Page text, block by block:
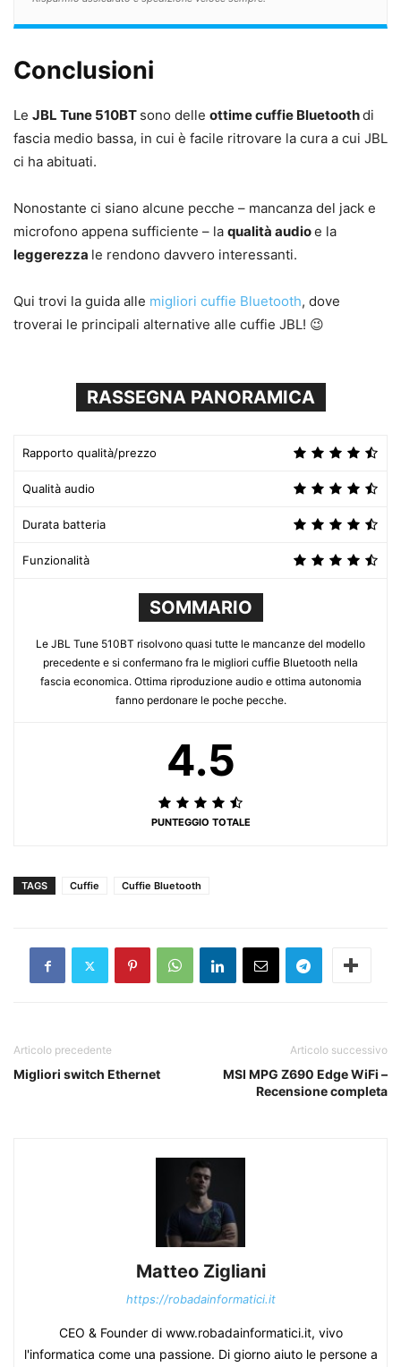
Conclusioni
Le JBL Tune 510BT sono delle ottime cuffie Bluetoothdi
fascia medio bassa, in cui è facile ritrovare la cura a cui JBL
ci ha abituati.
Nonostante ci siano alcune pecche – mancanza del jack e
microfono appena sufficiente – la qualità audioe la
leggerezza le rendono davvero interessanti.
Qui trovi la guida alle migliori cuffie Bluetooth, dove
troverai le principali alternative alle cuffie JBL! 😉
RASSEGNA PANORAMICA
Rapporto qualità/prezzo
Qualità audio
Durata batteria
Funzionalità
SOMMARIO
Le JBL Tune 510BT risolvono quasi tutte le mancanze del modello
precedente e si confermano fra le migliori cuffie Bluetooth nella
fascia economica. Ottima riproduzione audio e ottima autonomia
fanno perdonare le poche pecche.
4.5
PUNTEGGIO TOTALE
TAGS Cuffie Cuffie Bluetooth
Articolo precedente
Migliori switch Ethernet
Articolo successivo
MSI MPG Z690 Edge WiFi –
Recensione completa
Matteo Zigliani
https://robadainformatici.it
CEO & Founder di www.robadainformatici.it, vivo
l'informatica come una passione. Di giorno aiuto le persone a